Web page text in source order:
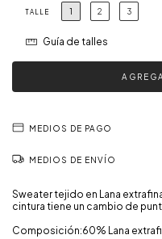
TALLE 1 2 3
Guía de talles
MEDIOS DE PAGO
MEDIOS DE ENVÍO
Sweater tejido en Lana
cintura tiene un cambio de
Composición:60% Lana